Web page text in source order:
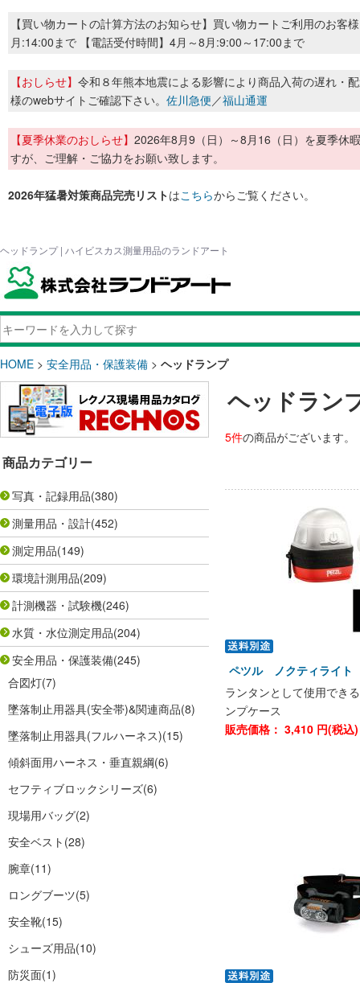
【買い物カートの計算方法のお知らせ】買い物カートご利用のお客
月:14:00まで 【電話受付時間】4月～8月:9:00～17:00まで
【おしらせ】 令和８年熊本地震による影響により商品入荷の遅れ・
様のwebサイトご確認下さい。 佐川急便／福山通運
【夏季休業のおしらせ】 2026年8月9（日）～8月16（日）を夏季休
すが、ご理解・ご協力をお願い致します。
2026年猛暑対策商品完売リストはこちらからご覧ください。
ヘッドランプ | ハイビスカス測量用品のランドアート
HOME > 安全用品・保護装備 > ヘッドランプ
商品カテゴリー
写真・記録用品(380)
測量用品・設計(452)
測定用品(149)
環境計測用品(209)
計測機器・試験機(246)
水質・水位測定用品(204)
安全用品・保護装備(245)
合図灯(7)
墜落制止用器具(安全帯)&関連商品(8)
墜落制止用器具(フルハーネス)(15)
傾斜面用ハーネス・垂直親綱(6)
セフティブロックシリーズ(6)
現場用バッグ(2)
安全ベスト (28)
腕章(11)
ロングブーツ(5)
安全靴(15)
シューズ用品(10)
防災面(1)
ヘッドラン
5件の商品がございます。
ペツル ノクティライト
ランタンとして使用でき
ンプケース
販売価格： 3,410 円(税